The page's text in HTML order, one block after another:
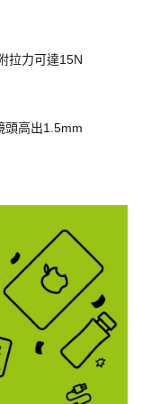
拉力可達15N
頭高出1.5mm